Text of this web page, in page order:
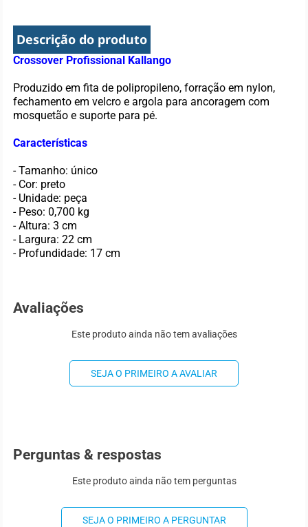
Descrição do produto
Crossover Profissional Kallango
Produzido em fita de polipropileno, forração em nylon,
fechamento em velcro e argola para ancoragem com
mosquetão e suporte para pé.
Características
- Tamanho: único
- Cor: preto
- Unidade: peça
- Peso: 0,700 kg
- Altura: 3 cm
- Largura: 22 cm
- Profundidade: 17 cm
Avaliações
Este produto ainda não tem avaliações
SEJA O PRIMEIRO A AVALIAR
Perguntas & respostas
Este produto ainda não tem perguntas
SEJA O PRIMEIRO A PERGUNTAR